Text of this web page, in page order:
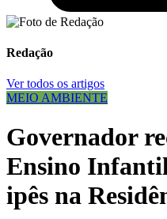
Redação
Ver todos os artigos
MEIO AMBIENTE
Governador
Ensino
ipês na